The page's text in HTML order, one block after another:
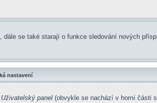
se také starají o funkce sledování nových
nastavení
Uživatelský panel (obvykle se nachází v horní části